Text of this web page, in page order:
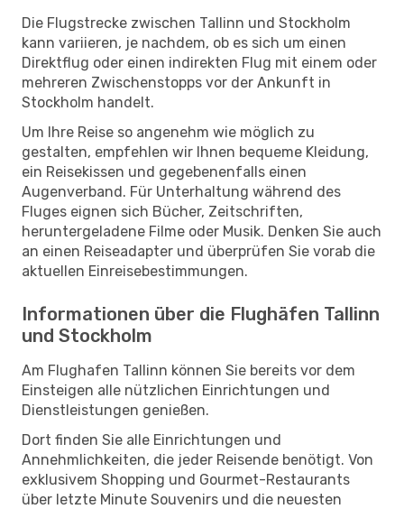
Die Flugstrecke zwischen Tallinn und Stockholm
kann variieren, je nachdem, ob es sich um einen
Direktflug oder einen indirekten Flug mit einem oder
mehreren Zwischenstopps vor der Ankunft in
Stockholm handelt.
Um Ihre Reise so angenehm wie möglich zu
gestalten, empfehlen wir Ihnen bequeme Kleidung,
ein Reisekissen und gegebenenfalls einen
Augenverband. Für Unterhaltung während des
Fluges eignen sich Bücher, Zeitschriften,
heruntergeladene Filme oder Musik. Denken Sie auch
an einen Reiseadapter und überprüfen Sie vorab die
aktuellen Einreisebestimmungen.
Informationen über die Flughäfen Tallinn
und Stockholm
Am Flughafen Tallinn können Sie bereits vor dem
Einsteigen alle nützlichen Einrichtungen und
Dienstleistungen genießen.
Dort finden Sie alle Einrichtungen und
Annehmlichkeiten, die jeder Reisende benötigt. Von
exklusivem Shopping und Gourmet-Restaurants
über letzte Minute Souvenirs und die neuesten